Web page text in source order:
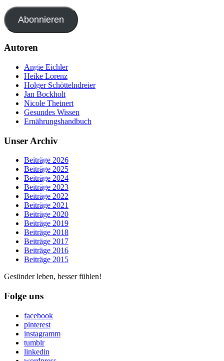
Abonnieren
Autoren
Angie Eichler
Heike Lorenz
Holger Schöttelndreier
Jan Bockholt
Nicole Theinert
Gesundes Wissen
Ernährungshandbuch
Unser Archiv
Beiträge 2026
Beiträge 2025
Beiträge 2024
Beiträge 2023
Beiträge 2022
Beiträge 2021
Beiträge 2020
Beiträge 2019
Beiträge 2018
Beiträge 2017
Beiträge 2016
Beiträge 2015
Gesünder leben, besser fühlen!
Folge uns
facebook
pinterest
instagramm
tumblr
linkedin